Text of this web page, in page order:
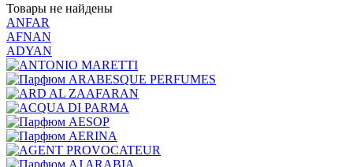
Товары не найдены
ANFAR
AFNAN
ADYAN